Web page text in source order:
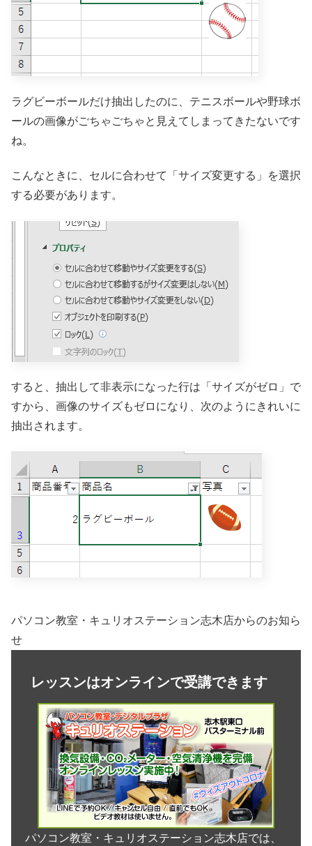
ラグビーボールだけ抽出したのに、テニスボールや野球ボ
ールの画像がごちゃごちゃと見えてしまってきたないです
ね。
こんなときに、セルに合わせて「サイズ変更する」を選択
する必要があります。
すると、抽出して非表示になった行は「サイズがゼロ」で
すから、画像のサイズもゼロになり、次のようにきれいに
抽出されます。
パソコン教室・キュリオステーション志木店からのお知ら
せ
レッスンはオンラインで受講できます
パソコン教室・キュリオステーション志木店では、